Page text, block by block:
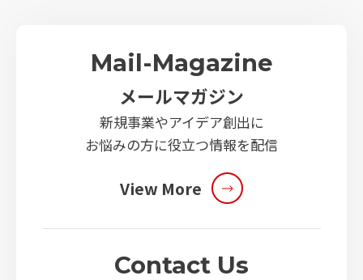
Mail-Magazine
メールマガジン
新規事業やアイデア創出に
お悩みの方に役立つ情報を配信
View More
Contact Us